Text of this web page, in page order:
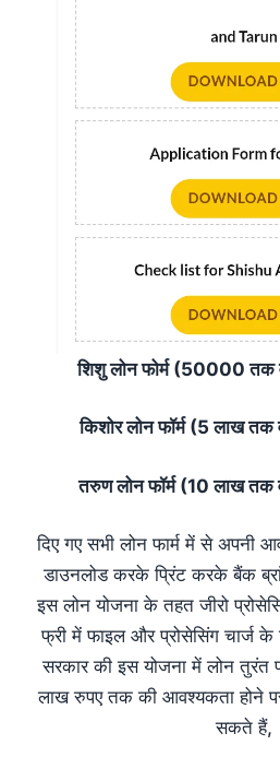
शिशु लोन फोर्म (50000 तक
किशोर लोन फॉर्म (5 लाख तक
तरुण लोन फॉर्म (10 लाख तक
दिए गए सभी लोन फार्म में से अपनी
डाउनलोड करके प्रिंट करके बैंक
इस लोन योजना के तहत जीरो
फ्री में फाइल और प्रोसेसिंग चार्ज के
सरकार की इस योजना में लोन तुरंत
लाख रुपए तक की आवश्यकता होने
सकते हैं,